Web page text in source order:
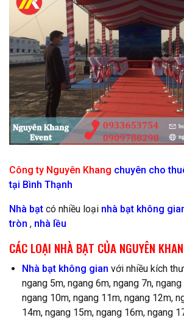
Công ty Nguyên Khang chuyên cho
tại Bình Thạnh
Nhà bạt có nhiều loại nhà bạt không
tròn , nhà lều
CÁC LOẠI NHÀ BẠT CỦA NGUYÊN
Nhà bạt không gian với nhiều kích
ngang 5m, ngang 6m, ngang 7n,
ngang 10m, ngang 11m, ngang 12m,
14m, ngang 15m, ngang 16m, ngang